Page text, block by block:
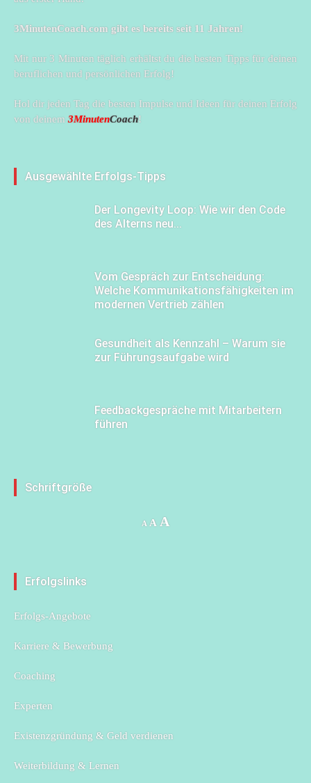
3MinutenCoach.com gibt es bereits seit 11 Jahren!
Mit nur 3 Minuten täglich erhältst du die besten Tipps für deinen
beruflichen und persönlichen Erfolg!
Hol dir jeden Tag die besten Impulse und Ideen für deinen Erfolg
von deinem 3MinutenCoach!
Ausgewählte Erfolgs-Tipps
Der Longevity Loop: Wie wir den Code
des Alterns neu...
Vom Gespräch zur Entscheidung:
Welche Kommunikationsfähigkeiten im
modernen Vertrieb zählen
Gesundheit als Kennzahl – Warum sie
zur Führungsaufgabe wird
Feedbackgespräche mit Mitarbeitern
führen
Schriftgröße
A Decrease
A Reset
A
Erfolgslinks
Erfolgs-Angebote
Karriere & Bewerbung
Coaching
Experten
Existenzgründung & Geld verdienen
Weiterbildung & Lernen